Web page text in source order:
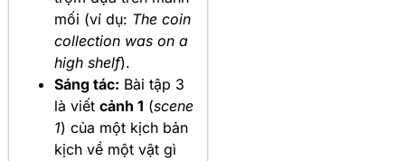
mối (ví dụ: The coin
collection was on a
high shelf).
Sáng tác: Bài tập 3
là viết cảnh 1 (scene
1) của một kịch bản
kịch về một vật gì